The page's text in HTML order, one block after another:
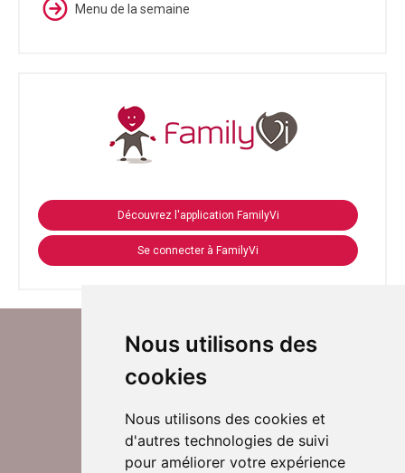
Nous utilisons des
cookies
Nous utilisons des cookies et
d'autres technologies de suivi
pour améliorer votre expérience
Menu de la semaine
Découvrez l'application FamilyVi
Se connecter à FamilyVi
Suivez-nous sur Twitter